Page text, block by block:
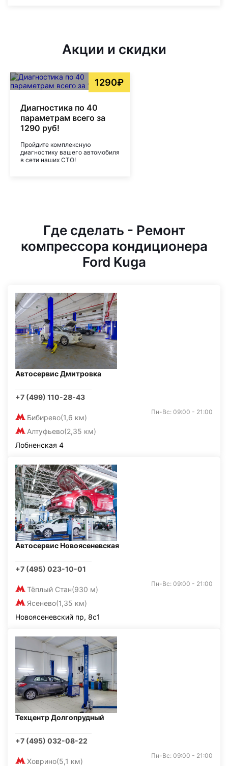
Акции и скидки
1290₽
Диагностика по 40
параметрам всего за
1290 руб!
Пройдите комплексную
диагностику вашего автомобиля
в сети наших СТО!
Где сделать - Ремонт
компрессора кондиционера
Ford Kuga
Автосервис Дмитровка
+7 (499) 110-28-43
Бибирево(1,6 км)
Алтуфьево(2,35 км)
Пн-Вс: 09:00 - 21:00
Лобненская 4
Автосервис Новоясеневская
+7 (495) 023-10-01
Тёплый Стан(930 м)
Ясенево(1,35 км)
Пн-Вс: 09:00 - 21:00
Новоясеневский пр, 8с1
Техцентр Долгопрудный
+7 (495) 032-08-22
Ховрино(5,1 км)
Пн-Вс: 09:00 - 21:00